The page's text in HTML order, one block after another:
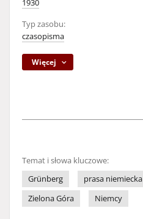
1930
Typ zasobu:
czasopisma
Więcej
Temat i słowa kluczowe:
Grünberg
prasa niemiecka
Zielona Góra
Niemcy